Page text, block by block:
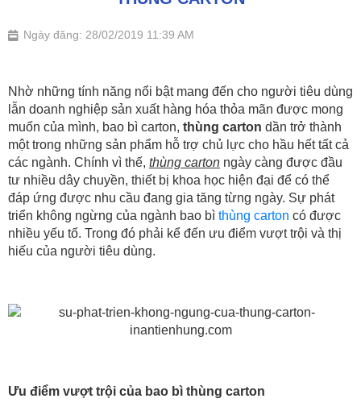
Ngày đăng: 28/02/2019 11:39 AM
Nhờ những tính năng nổi bật mang đến cho người tiêu dùng
lẫn doanh nghiệp sản xuất hàng hóa thỏa mãn được mong
muốn của mình, bao bì carton, thùng carton dần trở thành
một trong những sản phẩm hỗ trợ chủ lực cho hầu hết tất cả
các ngành. Chính vì thế, thùng carton ngày càng được đầu
tư nhiều dây chuyền, thiết bị khoa học hiện đại để có thể
đáp ứng được nhu cầu đang gia tăng từng ngày. Sự phát
triển không ngừng của ngành bao bì thùng carton có được
nhiều yếu tố. Trong đó phải kể đến ưu điểm vượt trội và thị
hiếu của người tiêu dùng.
Ưu điểm vượt trội của bao bì thùng carton